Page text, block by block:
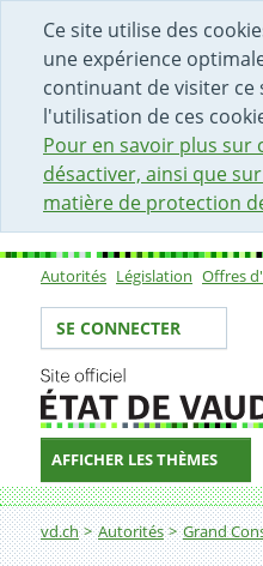
Ce site utilise des
une expérience
continuant de visiter ce
l'utilisation de ces
Pour en savoir plus sur
désactiver, ainsi que
matière de protection
DÉBUT DU CONTENU DE
ACCÈS AU CHAMP DE
PAGE D'ACCUEIL
FORMULAIRE DE
Sous-
Autorités Législation Offres
Votre identité
SE CONNECTER
AFFICHER LES THÈMES
Fil d'Ariane
vd.ch Autorités Grand